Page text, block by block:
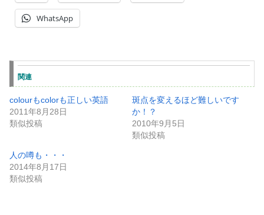
WhatsApp
関連
colourもcolorも正しい英語
2011年8月28日
類似投稿
斑点を変えるほど難しいです
か！？
2010年9月5日
類似投稿
人の噂も・・・
2014年8月17日
類似投稿